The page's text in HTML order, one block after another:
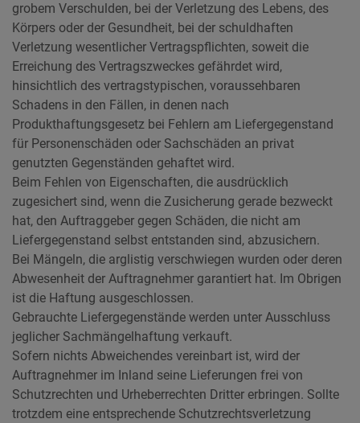
grobem Verschulden, bei der Verletzung des Lebens, des
Körpers oder der Gesundheit, bei der schuldhaften
Verletzung wesentlicher Vertragspflichten, soweit die
Erreichung des Vertragszweckes gefährdet wird,
hinsichtlich des vertragstypischen, voraussehbaren
Schadens in den Fällen, in denen nach
Produkthaftungsgesetz bei Fehlern am Liefergegenstand
für Personenschäden oder Sachschäden an privat
genutzten Gegenständen gehaftet wird.
Beim Fehlen von Eigenschaften, die ausdrücklich
zugesichert sind, wenn die Zusicherung gerade bezweckt
hat, den Auftraggeber gegen Schäden, die nicht am
Liefergegenstand selbst entstanden sind, abzusichern.
Bei Mängeln, die arglistig verschwiegen wurden oder deren
Abwesenheit der Auftragnehmer garantiert hat. Im Obrigen
ist die Haftung ausgeschlossen.
Gebrauchte Liefergegenstände werden unter Ausschluss
jeglicher Sachmängelhaftung verkauft.
Sofern nichts Abweichendes vereinbart ist, wird der
Auftragnehmer im Inland seine Lieferungen frei von
Schutzrechten und Urheberrechten Dritter erbringen. Sollte
trotzdem eine entsprechende Schutzrechtsverletzung